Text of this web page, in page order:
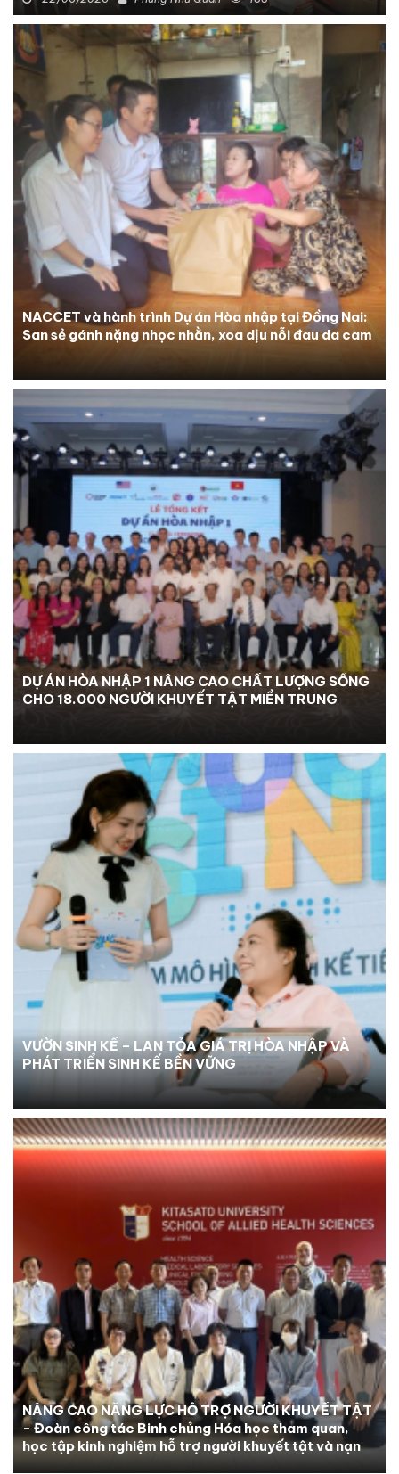
NACCET và hành trình Dự án Hòa nhập tại Đồng Nai:
San sẻ gánh nặng nhọc nhằn, xoa dịu nỗi đau da cam
DỰ ÁN HÒA NHẬP 1 NÂNG CAO CHẤT LƯỢNG SỐNG
CHO 18.000 NGƯỜI KHUYẾT TẬT MIỀN TRUNG
VƯỜN SINH KẾ – LAN TỎA GIÁ TRỊ HÒA NHẬP VÀ
PHÁT TRIỂN SINH KẾ BỀN VỮNG
NÂNG CAO NĂNG LỰC HỖ TRỢ NGƯỜI KHUYẾT TẬT
- Đoàn công tác Binh chủng Hóa học tham quan,
học tập kinh nghiệm hỗ trợ người khuyết tật và nạn
nhân chất độc da cam tại Nhật Bản